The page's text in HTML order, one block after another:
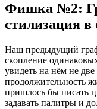
Фишка №2:
стилизация в
Наш предыдущий
скопление
увидеть на нём не
продолжительность
пришлось бы писать
задавать палитры и